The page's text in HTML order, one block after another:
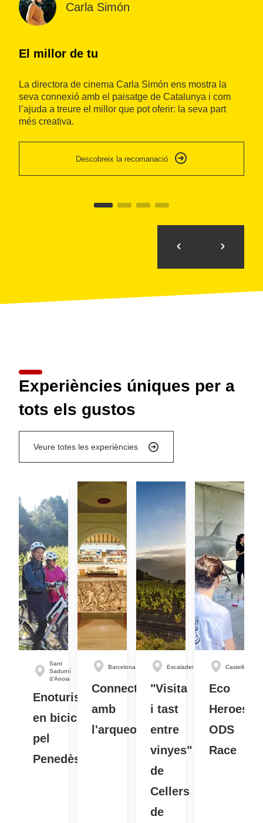
Carla Simón
El millor de tu
La directora de cinema Carla Simón ens mostra la
seva connexió amb el paisatge de Catalunya i com
l’ajuda a treure el millor que pot oferir: la seva part
més creativa.
Descobreix la recomanació
Experiències úniques per a
tots els gustos
Veure totes les experiències
Sant
Sadurní
d'Anoia
Enoturisme
en bicicleta
pel
Penedès
Barcelona
Connecta
amb
l'arqueologia!
Escaladei
"Visita
i tast
entre
vinyes"
de
Cellers
de
Castelldefels
Eco
Heroes
ODS
Race